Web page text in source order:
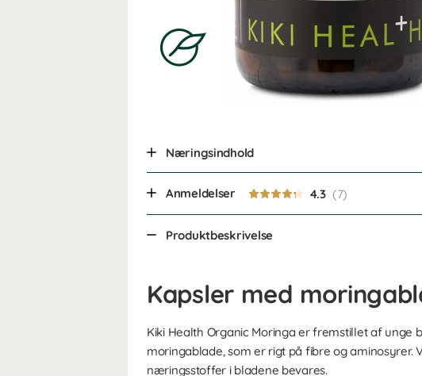
Næringsindhold
Anmeldelser 4.3
Produktbeskrivelse
Kapsler med
Kiki Health Organic Moringa er fremstillet af
moringablade, som er rigt på fibre og aminosyrer.
næringsstoffer i bladene bevares.